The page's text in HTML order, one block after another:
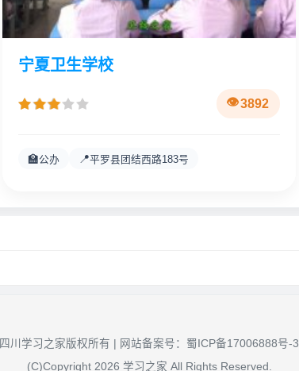
宁夏卫生学校
3892
🏫公办 📍平罗县团结西路183号
四川学习之家版权所有 | 网站备案号： 蜀ICP备17006888号-3
(C)Copyright 2026 学习之家 All Rights Reserved.